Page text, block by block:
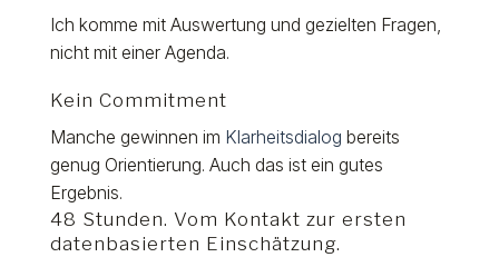
Ich komme mit Auswertung und gezielten Fragen,
nicht mit einer Agenda.
Kein Commitment
Manche gewinnen im Klarheitsdialog bereits
genug Orientierung. Auch das ist ein gutes
Ergebnis.
48 Stunden. Vom Kontakt zur ersten
datenbasierten Einschätzung.